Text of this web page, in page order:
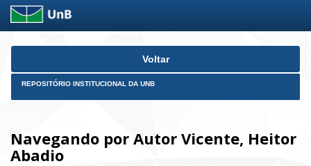
Skip
Voltar
REPOSITÓRIO INSTITUCIONAL DA UNB
Navegando por Autor Vicente, Heitor
Abadio